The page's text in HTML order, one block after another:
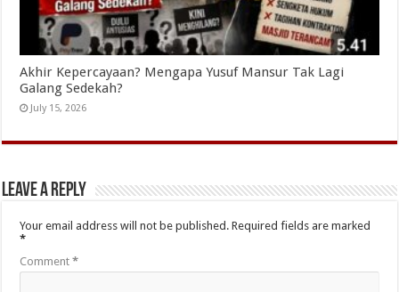
Akhir Kepercayaan? Mengapa Yusuf Mansur Tak Lagi
Galang Sedekah?
July 15, 2026
Leave a Reply
Your email address will not be published. Required fields are marked
*
Comment*